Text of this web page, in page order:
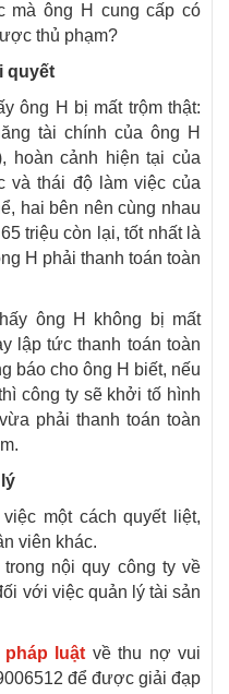
mà ông H cung cấp có
thủ phạm?
quyết
ông H bị mất trộm thật:
tài chính của ông H
hoàn cảnh hiện tại của
và thái độ làm việc của
hai bên nên cùng nhau
triệu còn lại, tốt nhất là
H phải thanh toán toàn
ông H không bị mất
lập tức thanh toán toàn
báo cho ông H biết, nếu
công ty sẽ khởi tố hình
phải thanh toán toàn
giam.
một cách quyết liệt,
viên khác.
nội quy công ty về
với việc quản lý tài sản
luật về thu nợ vui
để được giải đạp